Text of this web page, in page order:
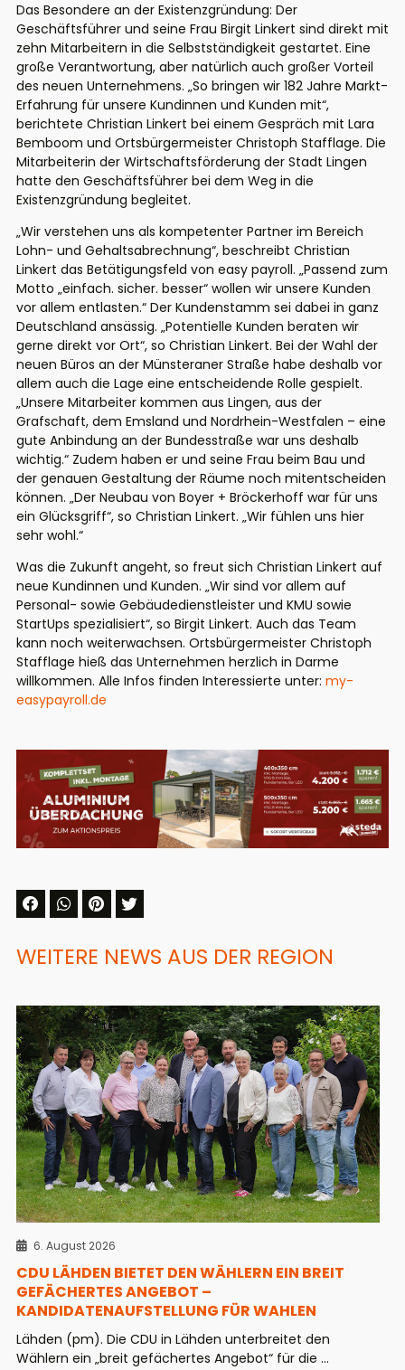
Das Besondere an der Existenzgründung: Der
Geschäftsführer und seine Frau Birgit Linkert sind direkt mit
zehn Mitarbeitern in die Selbstständigkeit gestartet. Eine
große Verantwortung, aber natürlich auch großer Vorteil
des neuen Unternehmens. „So bringen wir 182 Jahre Markt-
Erfahrung für unsere Kundinnen und Kunden mit“,
berichtete Christian Linkert bei einem Gespräch mit Lara
Bemboom und Ortsbürgermeister Christoph Stafflage. Die
Mitarbeiterin der Wirtschaftsförderung der Stadt Lingen
hatte den Geschäftsführer bei dem Weg in die
Existenzgründung begleitet.
„Wir verstehen uns als kompetenter Partner im Bereich
Lohn- und Gehaltsabrechnung“, beschreibt Christian
Linkert das Betätigungsfeld von easy payroll. „Passend zum
Motto „einfach. sicher. besser“ wollen wir unsere Kunden
vor allem entlasten.“ Der Kundenstamm sei dabei in ganz
Deutschland ansässig. „Potentielle Kunden beraten wir
gerne direkt vor Ort“, so Christian Linkert. Bei der Wahl der
neuen Büros an der Münsteraner Straße habe deshalb vor
allem auch die Lage eine entscheidende Rolle gespielt.
„Unsere Mitarbeiter kommen aus Lingen, aus der
Grafschaft, dem Emsland und Nordrhein-Westfalen – eine
gute Anbindung an der Bundesstraße war uns deshalb
wichtig.“ Zudem haben er und seine Frau beim Bau und
der genauen Gestaltung der Räume noch mitentscheiden
können. „Der Neubau von Boyer + Bröckerhoff war für uns
ein Glücksgriff“, so Christian Linkert. „Wir fühlen uns hier
sehr wohl.“
Was die Zukunft angeht, so freut sich Christian Linkert auf
neue Kundinnen und Kunden. „Wir sind vor allem auf
Personal- sowie Gebäudedienstleister und KMU sowie
StartUps spezialisiert“, so Birgit Linkert. Auch das Team
kann noch weiterwachsen. Ortsbürgermeister Christoph
Stafflage hieß das Unternehmen herzlich in Darme
willkommen. Alle Infos finden Interessierte unter: my-
easypayroll.de
WEITERE NEWS AUS DER REGION
6. August 2026
CDU LÄHDEN BIETET DEN WÄHLERN EIN BREIT
GEFÄCHERTES ANGEBOT –
KANDIDATENAUFSTELLUNG FÜR WAHLEN
Lähden (pm). Die CDU in Lähden unterbreitet den
Wählern ein „breit gefächertes Angebot“ für die ...